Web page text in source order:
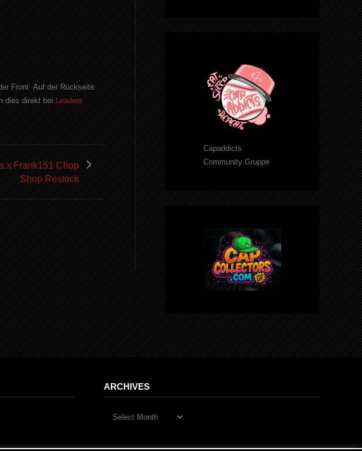
Front. Auf der Rückseite
dies direkt beiLeaders
x Frank151 Chop
Shop Restock
Capaddicts
Community Gruppe
ARCHIVES